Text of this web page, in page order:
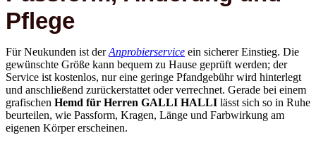
Pflege
Für Neukunden ist derAnprobierservice ein sicherer Einstieg. Die
gewünschte Größe kann bequem zu Hause geprüft werden; der
Service ist kostenlos, nur eine geringe Pfandgebühr wird hinterlegt
und anschließend zurückerstattet oder verrechnet. Gerade bei einem
grafischen Hemd für Herren GALLI HALLI lässt sich so in Ruhe
beurteilen, wie Passform, Kragen, Länge und Farbwirkung am
eigenen Körper erscheinen.